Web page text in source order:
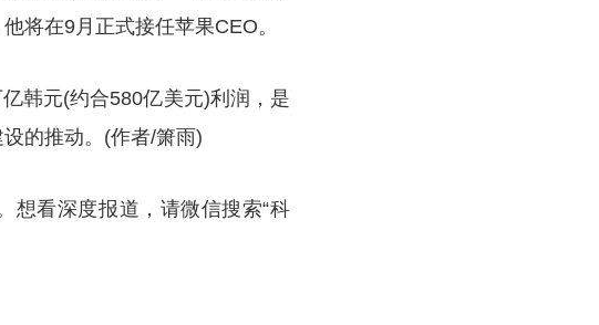
将在9月正式接任苹果CEO。
韩元(约合580亿美元)利润，是
的推动。(作者/箫雨)
想看深度报道，请微信搜索“科